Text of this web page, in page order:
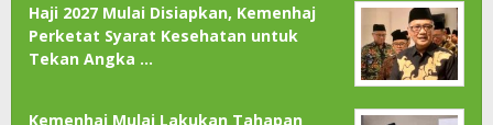
Haji 2027 Mulai Disiapkan, Kemenhaj
Perketat Syarat Kesehatan untuk
Tekan Angka …
Kemenhaj Mulai Lakukan Tahapan